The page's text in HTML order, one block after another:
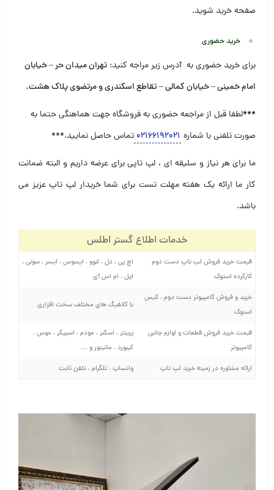
صفحه خرید شوید.
خرید حضوری
برای خرید حضوری به آدرس زیر مراجه کنید: تهران میدان حر – خیابان
امام خمینی – خیابان کمالی – تقاطع اسکندری و مرتضوی پلاک هشت.
***لطفا قبل از مراجعه حضوری به فروشگاه جهت هماهنگی حتما به
صورت تلفنی با شماره ۰۲۱۶۶۱۹۲۰۲۱ تماس حاصل نمایید.***
ما برای هر نیاز و سلیقه ای ، لپ تاپی برای عرضه داریم و البته ضمانت
کار ما ارائه یک هفته مهلت تست برای شما خریدار لپ تاپ عزیز می
باشد.
خدمات اطلاع گستر اطلس
قیمت خرید فروش لپ تاپ دست دوم
کارکرده استوک
اچ پی ، دل ، لنوو ، ایسوس ، ایسر ، سونی ،
اپل ، ام اس آی
خرید و فروش کامپیوتر دست دوم ، کیس
استوک
با کانفیگ های مختلف سخت افزاری
قیمت خرید فروش قطعات و لوازم جانبی
کامپیوتر
پرینتر ، اسکنر ، مودم ، اسپیکر ، موس ،
کیبورد ، مانیتور و ….
ارائه مشاوره در زمینه خرید لپ تاپ واتساپ ، تلگرام ، تلفن ثابت